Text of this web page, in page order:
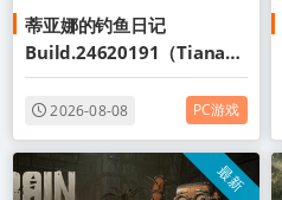
农场模拟
蒂亚娜的钓鱼日记
Build.24620191（Tiana's
Fishing Diary）免安装中文
版 2026-08-08 PC游戏
最新